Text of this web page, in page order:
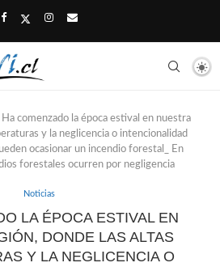
Ha comenzado la época estival en nuestra
y la neglicencia o intencionalidad
ocasionar un incendio forestal_ En
forestales ocurren por negligencia
Noticias
LA ÉPOCA ESTIVAL EN
DONDE LAS ALTAS
Y LA NEGLICENCIA O